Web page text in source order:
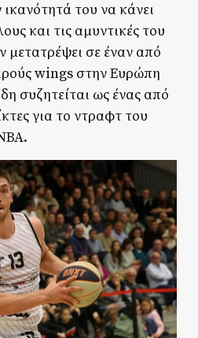
του να κάνει
και τις αμυντικές του
μετατρέψει σε έναν από
wings στην Ευρώπη
συζητείται ως ένας από
για το ντραφτ του